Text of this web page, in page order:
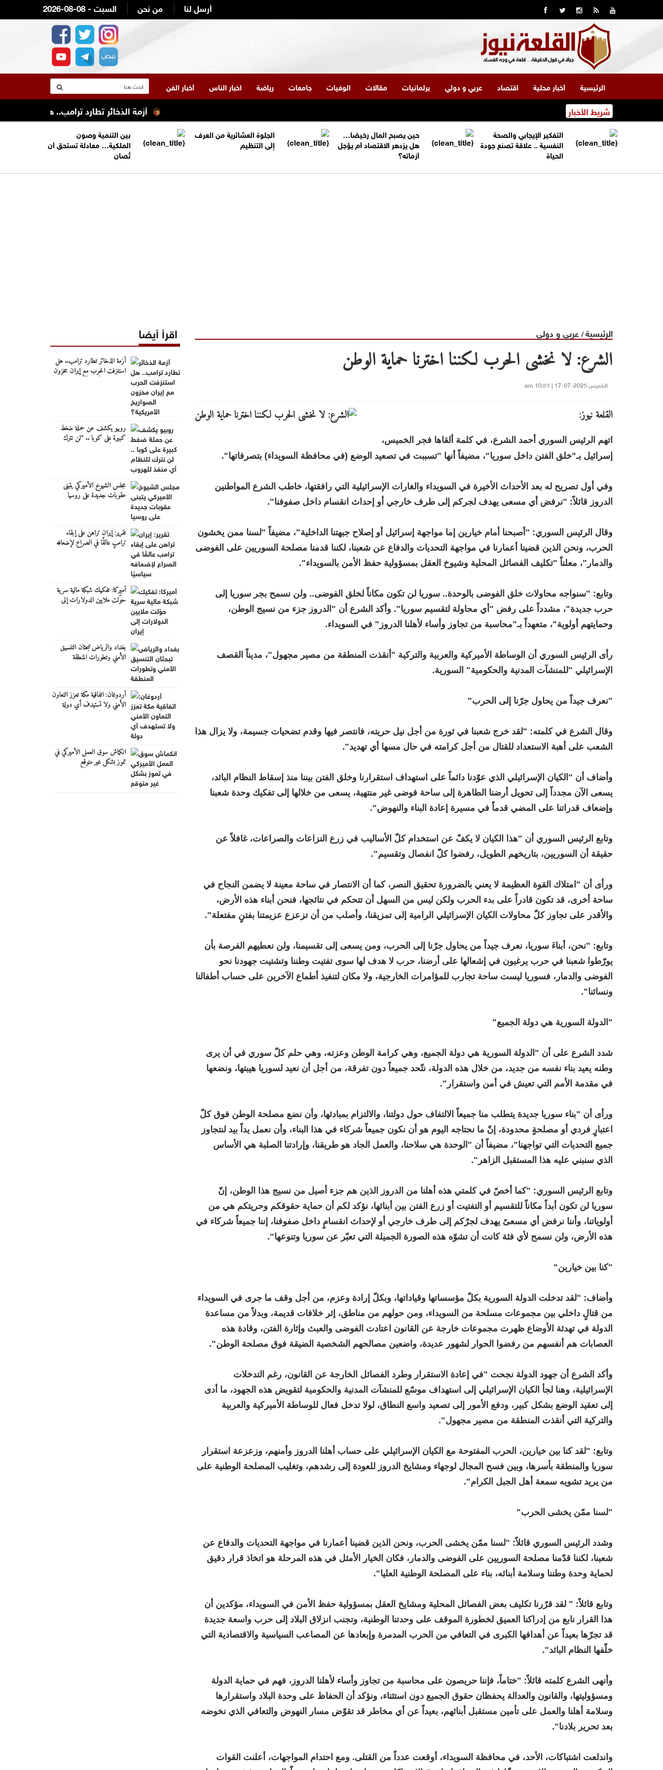
2026-08-08 - السبت من نحن أرسل لنا
الرئيسية أخبار محلية اقتصاد عربي و دولي برلمانيات مقالات الوفيات جامعات رياضة اخبار الناس أخبار الفن
شريط الأخبار أزمة الذخائر تطارد ترامب.. هل استنزفت الحرب
التفكير الإيجابي والصحة
النفسية .. علاقة تصنع جودة
الحياة
حين يصبح المال رخيصًا…
هل يزدهر الاقتصاد أم يؤجل
أزماته؟
الجلوة العشائرية من العرف
إلى التنظيم
بين التنمية وصون
الملكية… معادلة تستحق أن
تُصان
الرئيسية/ عربي و دولي
الشرع: لا نخشى الحرب لكننا اخترنا حماية الوطن
الخميس 2025-07-17 | 10:51 am
القلعة نيوز:
اتهم الرئيس السوري أحمد الشرع، في كلمة ألقاها فجر الخميس،
إسرائيل بـ"خلق الفتن داخل سوريا"، مضيفاً أنها "تسببت في تصعيد الوضع (في محافظة السويداء) بتصرفاتها".
وفي أول تصريح له بعد الأحداث الأخيرة في السويداء والغارات الإسرائيلية التي رافقتها، خاطب الشرع المواطنين
الدروز قائلاً: "نرفض أي مسعى يهدف لجركم إلى طرف خارجي أو إحداث انقسام داخل صفوفنا".
وقال الرئيس السوري: "أصبحنا أمام خيارين إما مواجهة إسرائيل أو إصلاح جبهتنا الداخلية"، مضيفاً "لسنا ممن يخشون
الحرب، ونحن الذين قضينا أعمارنا في مواجهة التحديات والدفاع عن شعبنا، لكننا قدمنا مصلحة السوريين على الفوضى
والدمار"، معلناً "تكليف الفصائل المحلية وشيوخ العقل بمسؤولية حفظ الأمن بالسويداء".
وتابع: "سنواجه محاولات خلق الفوضى بالوحدة.. سوريا لن تكون مكاناً لخلق الفوضى.. ولن نسمح بجر سوريا إلى
حرب جديدة"، مشدداً على رفض "أي محاولة لتقسيم سوريا". وأكد الشرع أن "الدروز جزء من نسيج الوطن،
وحمايتهم أولوية"، متعهداً بـ"محاسبة من تجاوز وأساء لأهلنا الدروز" في السويداء.
رأى الرئيس السوري أن الوساطة الأميركية والعربية والتركية "أنقذت المنطقة من مصير مجهول"، مديناً القصف
الإسرائيلي "للمنشآت المدنية والحكومية" السورية.
"نعرف جيداً من يحاول جرّنا إلى الحرب"
وقال الشرع في كلمته: "لقد خرج شعبنا في ثورة من أجل نيل حريته، فانتصر فيها وقدم تضحيات جسيمة، ولا يزال هذا
الشعب على أهبة الاستعداد للقتال من أجل كرامته في حال مسها أي تهديد".
وأضاف أن "الكيان الإسرائيلي الذي عوّدنا دائماً على استهداف استقرارنا وخلق الفتن بيننا منذ إسقاط النظام البائد،
يسعى الآن مجدداً إلى تحويل أرضنا الطاهرة إلى ساحة فوضى غير منتهية، يسعى من خلالها إلى تفكيك وحدة شعبنا
وإضعاف قدراتنا على المضي قدماً في مسيرة إعادة البناء والنهوض".
وتابع الرئيس السوري أن "هذا الكيان لا يكفّ عن استخدام كلّ الأساليب في زرع النزاعات والصراعات، غافلاً عن
حقيقة أن السوريين، بتاريخهم الطويل، رفضوا كلّ انفصال وتقسيم".
ورأى أن "امتلاك القوة العظيمة لا يعني بالضرورة تحقيق النصر، كما أن الانتصار في ساحة معينة لا يضمن النجاح في
ساحة أخرى، قد تكون قادراً على بدء الحرب ولكن ليس من السهل أن تتحكم في نتائجها، فنحن أبناء هذه الأرض،
والأقدر على تجاوز كلّ محاولات الكيان الإسرائيلي الرامية إلى تمزيقنا، وأصلب من أن تزعزع عزيمتنا بفتنٍ مفتعلة".
وتابع: "نحن، أبناءَ سوريا، نعرف جيداً من يحاول جرّنا إلى الحرب، ومن يسعى إلى تقسيمنا، ولن نعطيهم الفرصة بأن
يورّطوا شعبنا في حرب يرغبون في إشعالها على أرضنا، حرب لا هدف لها سوى تفتيت وطننا وتشتيت جهودنا نحو
الفوضى والدمار، فسوريا ليست ساحة تجارب للمؤامرات الخارجية، ولا مكان لتنفيذ أطماع الآخرين على حساب أطفالنا
ونسائنا".
"الدولة السورية هي دولة الجميع"
شدد الشرع على أن "الدولة السورية هي دولة الجميع، وهي كرامة الوطن وعزته، وهي حلم كلّ سوري في أن يرى
وطنه يعيد بناء نفسه من جديد، من خلال هذه الدولة، نتّحد جميعاً دون تفرقة، من أجل أن نعيد لسوريا هيبتها، ونضعها
في مقدمة الأمم التي تعيش في أمن واستقرار".
ورأى أن "بناء سوريا جديدة يتطلب منا جميعاً الالتفاف حول دولتنا، والالتزام بمبادئها، وأن نضع مصلحة الوطن فوق كلّ
اعتبارٍ فردي أو مصلحةٍ محدودة، إنّ ما نحتاجه اليوم هو أن نكون جميعاً شركاء في هذا البناء، وأن نعمل يداً بيد لنتجاوز
جميع التحديات التي تواجهنا"، مضيفاً أن "الوحدة هي سلاحنا، والعمل الجاد هو طريقنا، وإرادتنا الصلبة هي الأساس
الذي سنبني عليه هذا المستقبل الزاهر".
وتابع الرئيس السوري: "كما أخصّ في كلمتي هذه أهلنا من الدروز الذين هم جزء أصيل من نسيج هذا الوطن، إنّ
سوريا لن تكون أبداً مكاناً للتقسيم أو التفتيت أو زرع الفتن بين أبنائها، نؤكد لكم أن حماية حقوقكم وحريتكم هي من
أولوياتنا، وأننا نرفض أي مسعىً يهدف لجرّكم إلى طرف خارجي أو لإحداث انقسامٍ داخل صفوفنا، إننا جميعاً شركاء في
هذه الأرض، ولن نسمح لأي فئة كانت أن تشوّه هذه الصورة الجميلة التي تعبّر عن سوريا وتنوعها".
"كنا بين خيارين"
وأضاف: "لقد تدخلت الدولة السورية بكلّ مؤسساتها وقياداتها، وبكلّ إرادة وعزم، من أجل وقف ما جرى في السويداء
من قتالٍ داخلي بين مجموعات مسلحة من السويداء، ومن حولهم من مناطق، إثر خلافات قديمة، وبدلاً من مساعدة
الدولة في تهدئة الأوضاع ظهرت مجموعات خارجة عن القانون اعتادت الفوضى والعبث وإثارة الفتن، وقادة هذه
العصابات هم أنفسهم من رفضوا الحوار لشهور عديدة، واضعين مصالحهم الشخصية الضيقة فوق مصلحة الوطن".
وأكد الشرع أن جهود الدولة نجحت "في إعادة الاستقرار وطرد الفصائل الخارجة عن القانون، رغم التدخلات
الإسرائيلية، وهنا لجأ الكيان الإسرائيلي إلى استهداف موسّع للمنشآت المدنية والحكومية لتقويض هذه الجهود، ما أدى
إلى تعقيد الوضع بشكل كبير، ودفع الأمور إلى تصعيد واسع النطاق، لولا تدخل فعال للوساطة الأميركية والعربية
والتركية التي أنقذت المنطقة من مصير مجهول".
وتابع: "لقد كنا بين خيارين، الحرب المفتوحة مع الكيان الإسرائيلي على حساب أهلنا الدروز وأمنهم، وزعزعة استقرار
سوريا والمنطقة بأسرها، وبين فسح المجال لوجهاء ومشايخ الدروز للعودة إلى رشدهم، وتغليب المصلحة الوطنية على
من يريد تشويه سمعة أهل الجبل الكرام".
"لسنا ممّن يخشى الحرب"
وشدد الرئيس السوري قائلاً: "لسنا ممّن يخشى الحرب، ونحن الذين قضينا أعمارنا في مواجهة التحديات والدفاع عن
شعبنا، لكننا قدّمنا مصلحة السوريين على الفوضى والدمار، فكان الخيار الأمثل في هذه المرحلة هو اتخاذ قرار دقيق
لحماية وحدة وطننا وسلامة أبنائه، بناء على المصلحة الوطنية العليا".
وتابع قائلاً: " لقد قرّرنا تكليف بعض الفصائل المحلية ومشايخ العقل بمسؤولية حفظ الأمن في السويداء، مؤكدين أن
هذا القرار نابع من إدراكنا العميق لخطورة الموقف على وحدتنا الوطنية، وتجنب انزلاق البلاد إلى حرب واسعة جديدة
قد تجرّها بعيداً عن أهدافها الكبرى في التعافي من الحرب المدمرة وإبعادها عن المصاعب السياسية والاقتصادية التي
خلّفها النظام البائد".
وأنهى الشرع كلمته قائلاً: "ختاماً، فإننا حريصون على محاسبة من تجاوز وأساء لأهلنا الدروز، فهم في حماية الدولة
ومسؤوليتها، والقانون والعدالة يحفظان حقوق الجميع دون استثناء، ونؤكد أن الحفاظ على وحدة البلاد واستقرارها
وسلامة أهلنا والعمل على تأمين مستقبل أبنائهم، بعيداً عن أي مخاطر قد تقوّض مسار النهوض والتعافي الذي نخوضه
بعد تحرير بلادنا".
واندلعت اشتباكات، الأحد، في محافظة السويداء، أوقعت عدداً من القتلى. ومع احتدام المواجهات، أعلنت القوات
اقرأ أيضا
أزمة الذخائر تطارد ترامب.. هل
استنزفت الحرب مع إيران مخزون
روبيو يكشف عن حملة ضغط
كبيرة على كوبا .. "لن نترك
مجلس الشيوخ الأميركي يتبنى
عقوبات جديدة على روسيا
تقرير: إيران تراهن على إبقاء
ترامب عالقًا في الصراع لإضعافه
أميركا: تفكيك شبكة مالية سرية
حوّلت ملايين الدولارات إلى
بغداد والرياض تبحثان التنسيق
الأمني وتطورات المنطقة
أردوغان: اتفاقية مكة تعزز التعاون
الأمني ولا تستهدف أي دولة
انكماش سوق العمل الأميركي في
تموز بشكل غير متوقع